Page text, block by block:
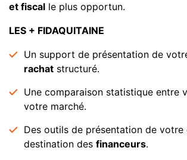
et fiscal le plus opportun.
LES + FIDAQUITAINE
Un support de présentation de
rachat structuré.
Une comparaison statistique entre
votre marché.
Des outils de présentation de votre
destination des financeurs.